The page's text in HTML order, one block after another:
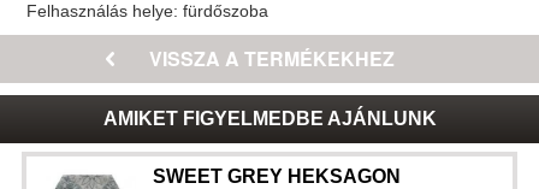
Felhasználás helye:fürdőszoba
AMIKET FIGYELMEDBE AJÁNLUNK
SWEET GREY HEKSAGON